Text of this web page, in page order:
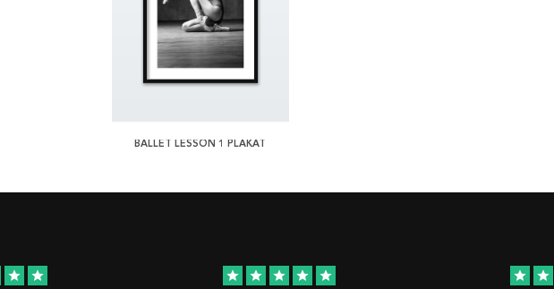
BALLET LESSON 1 PLAKAT
star star star star star star star star star